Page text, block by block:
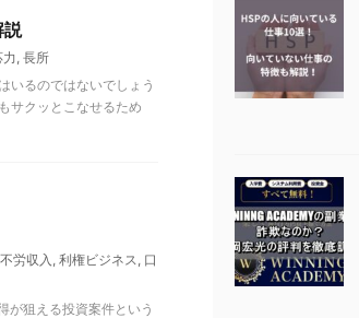
説
力, 長所
いるのではないでしょう
サクッとこなせるため
不労収入 , 利権ビジネス, 口
が狙える投資案件という